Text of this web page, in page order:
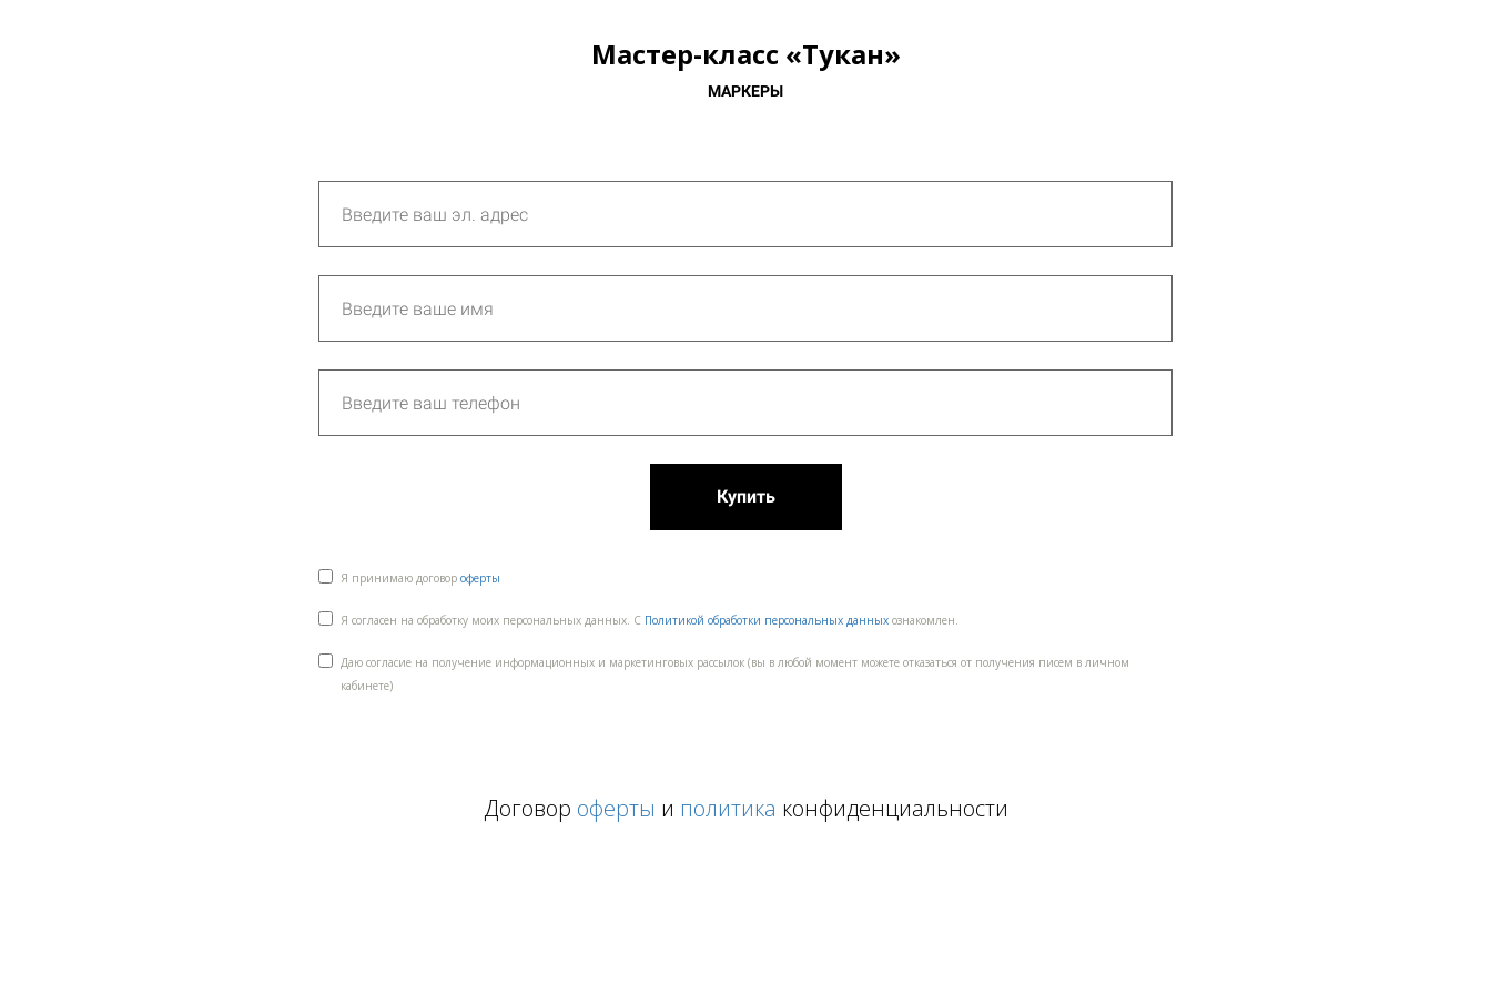
Мастер-класс «Тукан»
МАРКЕРЫ
Купить
Я принимаю договор оферты
Я согласен на обработку моих персональных данных. С Политикой обработки персональных данных ознакомлен.
Даю согласие на получение информационных и маркетинговых рассылок (вы в любой момент можете отказаться от получения писем в личном
кабинете)
Договор оферты и политика конфиденциальности